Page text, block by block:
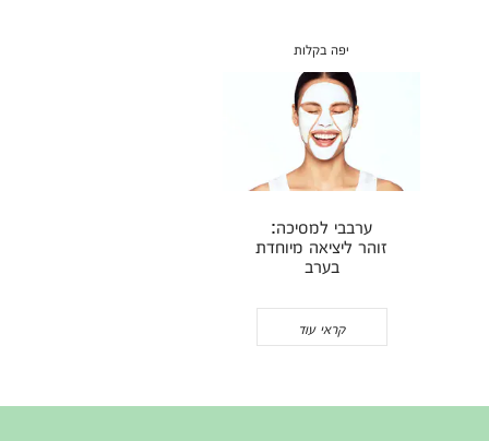
יפה בקלות
ערבבי למסיכה:
זוהר ליציאה מיוחדת
בערב
קראי עוד